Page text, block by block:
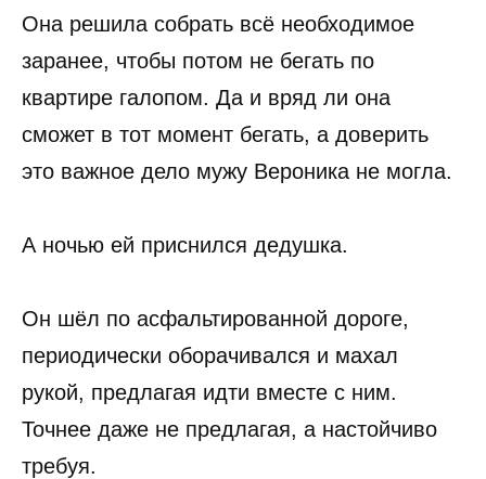
Она решила собрать всё необходимое
заранее, чтобы потом не бегать по
квартире галопом. Да и вряд ли она
сможет в тот момент бегать, а доверить
это важное дело мужу Вероника не могла.
А ночью ей приснился дедушка.
Он шёл по асфальтированной дороге,
периодически оборачивался и махал
рукой, предлагая идти вместе с ним.
Точнее даже не предлагая, а настойчиво
требуя.